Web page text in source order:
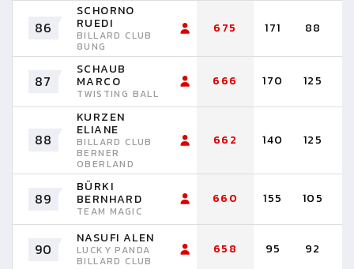
86
SCHORNO
RUEDI
BILLARD CLUB
8UNG
675 171 88
87
SCHAUB
MARCO
TWISTING BALL
666 170 125
88
KURZEN
ELIANE
BILLARD CLUB
BERNER
OBERLAND
662 140 125
89
BÜRKI
BERNHARD
TEAM MAGIC
660 155 105
90
NASUFI ALEN
LUCKY PANDA
BILLARD CLUB
658 95 92